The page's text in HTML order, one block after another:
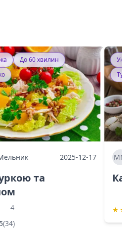
До 60 хвилин
2025-12-17
та
4
(34)
ММ
★ ★